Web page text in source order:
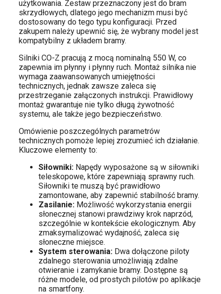
użytkowania. Zestaw przeznaczony jest do bram
skrzydłowych, dlatego jego mechanizm musi być
dostosowany do tego typu konfiguracji. Przed
zakupem należy upewnić się, że wybrany model jest
kompatybilny z układem bramy.
Silniki CO-Z pracują z mocą nominalną 550 W, co
zapewnia im płynny i płynny ruch. Montaż silnika nie
wymaga zaawansowanych umiejętności
technicznych, jednak zawsze zaleca się
przestrzeganie załączonych instrukcji. Prawidłowy
montaż gwarantuje nie tylko długą żywotność
systemu, ale także jego bezpieczeństwo.
Omówienie poszczególnych parametrów
technicznych pomoże lepiej zrozumieć ich działanie.
Kluczowe elementy to:
Siłowniki: Napędy wyposażone są w siłowniki
teleskopowe, które zapewniają sprawny ruch.
Siłowniki te muszą być prawidłowo
zamontowane, aby zapewnić stabilność bramy.
Zasilanie: Możliwość wykorzystania energii
słonecznej stanowi prawdziwy krok naprzód,
szczególnie w kontekście ekologicznym. Aby
zmaksymalizować wydajność, zaleca się
słoneczne miejsce.
System sterowania: Dwa dołączone piloty
zdalnego sterowania umożliwiają zdalne
otwieranie i zamykanie bramy. Dostępne są
różne modele, od prostych pilotów po aplikacje
na smartfony.